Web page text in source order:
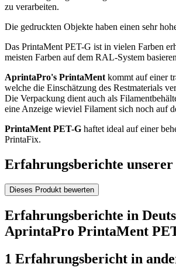
zu verarbeiten.
Die gedruckten Objekte haben einen sehr
Das PrintaMent PET-G ist in vielen Farben
meisten Farben auf dem RAL-System
AprintaPro's PrintaMent kommt auf einer
welche die Einschätzung des Restmaterials
Die Verpackung dient auch als
eine Anzeige wieviel Filament sich noch auf
PrintaMent PET-G haftet ideal auf einer
PrintaFix.
Erfahrungsberichte
Dieses Produkt bewerten
Erfahrungsberichte in
AprintaPro PrintaMent
1 Erfahrungsbericht in